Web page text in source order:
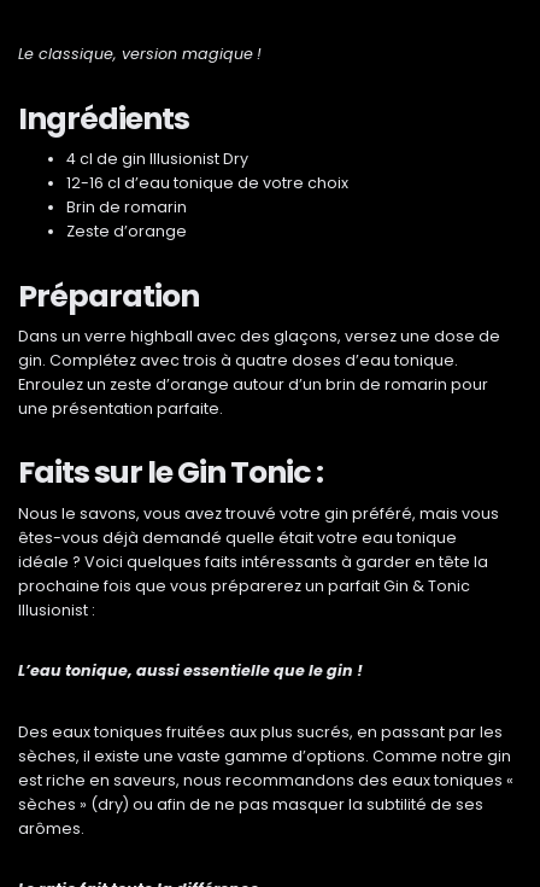
Le classique, version magique !
Ingrédients
4 cl de gin Illusionist Dry
12-16 cl d’eau tonique de votre choix
Brin de romarin
Zeste d’orange
Préparation
Dans un verre highball avec des glaçons, versez une dose de
gin. Complétez avec trois à quatre doses d’eau tonique.
Enroulez un zeste d’orange autour d’un brin de romarin pour
une présentation parfaite.
Faits sur le Gin Tonic :
Nous le savons, vous avez trouvé votre gin préféré, mais vous
êtes-vous déjà demandé quelle était votre eau tonique
idéale ? Voici quelques faits intéressants à garder en tête la
prochaine fois que vous préparerez un parfait Gin & Tonic
Illusionist :
L’eau tonique, aussi essentielle que le gin !
Des eaux toniques fruitées aux plus sucrés, en passant par les
sèches, il existe une vaste gamme d’options. Comme notre gin
est riche en saveurs, nous recommandons des eaux toniques «
sèches » (dry) ou afin de ne pas masquer la subtilité de ses
arômes.